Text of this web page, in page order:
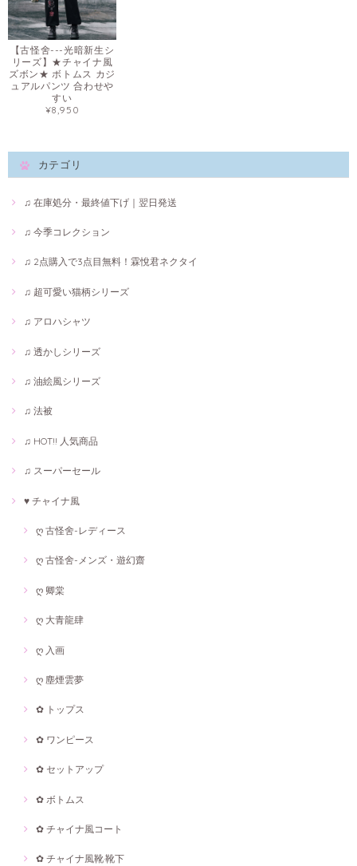
【古怪舍---光暗新生シ
リーズ】★チャイナ風
ズボン★ ボトムス カジ
ュアルパンツ 合わせや
すい
¥8,950
カテゴリ
♫ 在庫処分・最終値下げ｜翌日発送
♫ 今季コレクション
♫ 2点購入で3点目無料！霖悅君ネクタイ
♫ 超可愛い猫柄シリーズ
♫ アロハシャツ
♫ 透かしシリーズ
♫ 油絵風シリーズ
♫ 法被
♫ HOT!! 人気商品
♫ スーパーセール
♥ チャイナ風
ღ 古怪舍-レディース
ღ 古怪舍-メンズ・遊幻齋
ღ 卿棠
ღ 大青龍肆
ღ 入画
ღ 塵煙雲夢
✿ トップス
✿ ワンピース
✿ セットアップ
✿ ボトムス
✿ チャイナ風コート
✿ チャイナ風靴·靴下